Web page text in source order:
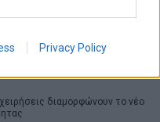
Privacy Policy
διαμορφώνουν το νέο